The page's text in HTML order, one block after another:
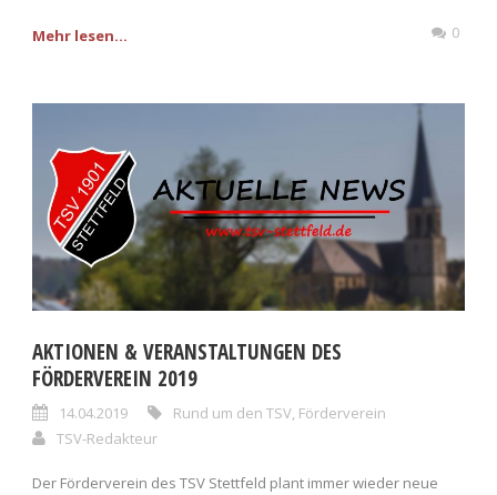
Mehr lesen... 0
AKTIONEN & VERANSTALTUNGEN DES
FÖRDERVEREIN 2019
14.04.2019 Rund um den TSV, Förderverein
TSV-Redakteur
Der Förderverein des TSV Stettfeld plant immer wieder neue